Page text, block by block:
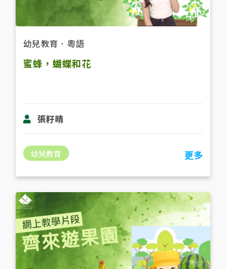
幼兒教育 ． 粵語
蜜蜂，蝴蝶和花
張籽晴
幼兒教育 更多